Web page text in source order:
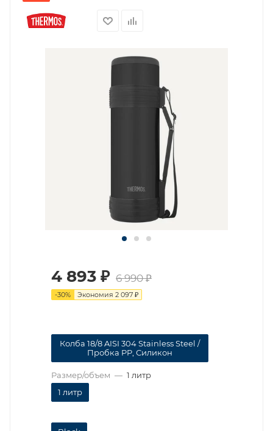
4 893 ₽ 6 990₽
-30% Экономия 2 097 ₽
Колба 18/8 AISI 304 Stainless Steel /
Пробка PP, Силикон
Размер/объем — 1 литр
1 литр